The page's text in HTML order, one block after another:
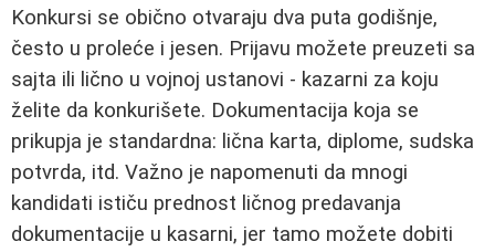
Konkursi se obično otvaraju dva puta godišnje,
često u proleće i jesen. Prijavu možete preuzeti sa
sajta ili lično u vojnoj ustanovi - kazarni za koju
želite da konkurišete. Dokumentacija koja se
prikupja je standardna: lična karta, diplome, sudska
potvrda, itd. Važno je napomenuti da mnogi
kandidati ističu prednost ličnog predavanja
dokumentacije u kasarni, jer tamo možete dobiti